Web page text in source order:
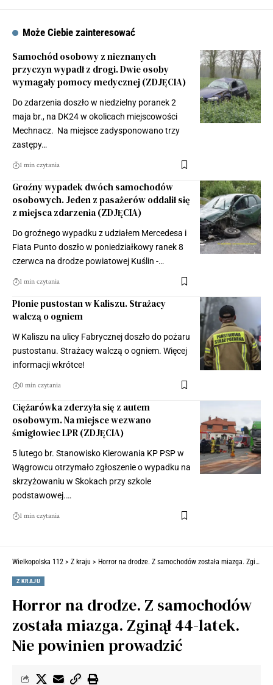
Może Ciebie zainteresować
Samochód osobowy z nieznanych
przyczyn wypadł z drogi. Dwie osoby
wymagały pomocy medycznej (ZDJĘCIA)
Do zdarzenia doszło w niedzielny poranek 2
maja br., na DK24 w okolicach miejscowości
Mechnacz. Na miejsce zadysponowano trzy
zastępy…
1 min czytania
Groźny wypadek dwóch samochodów
osobowych. Jeden z pasażerów oddalił się
z miejsca zdarzenia (ZDJĘCIA)
Do groźnego wypadku z udziałem Mercedesa i
Fiata Punto doszło w poniedziałkowy ranek 8
czerwca na drodze powiatowej Kuślin -…
1 min czytania
Płonie pustostan w Kaliszu. Strażacy
walczą o ogniem
W Kaliszu na ulicy Fabrycznej doszło do pożaru
pustostanu. Strażacy walczą o ogniem. Więcej
informacji wkrótce!
0 min czytania
Ciężarówka zderzyła się z autem
osobowym. Na miejsce wezwano
śmigłowiec LPR (ZDJĘCIA)
5 lutego br. Stanowisko Kierowania KP PSP w
Wągrowcu otrzymało zgłoszenie o wypadku na
skrzyżowaniu w Skokach przy szkole
podstawowej.…
1 min czytania
Wielkopolska 112 > Z kraju > Horror na drodze. Z samochodów została miazga. Zginął 44-latek. Nie powinien prowadzić
Z KRAJU
Horror na drodze. Z samochodów
została miazga. Zginął 44-latek.
Nie powinien prowadzić